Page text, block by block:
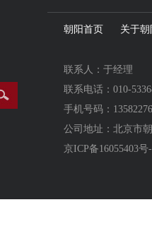
朝阳首页 关于朝
联系人：于经理
联系电话：010-
手机号码：
公司地址：北京市
京ICP备16055403号